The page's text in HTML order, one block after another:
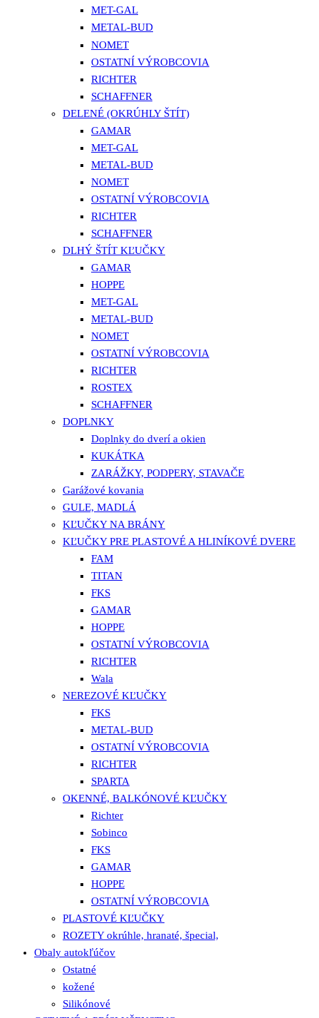
MET-GAL
METAL-BUD
NOMET
OSTATNÍ VÝROBCOVIA
RICHTER
SCHAFFNER
DELENÉ (OKRÚHLY ŠTÍT)
GAMAR
MET-GAL
METAL-BUD
NOMET
OSTATNÍ VÝROBCOVIA
RICHTER
SCHAFFNER
DLHÝ ŠTÍT KĽUČKY
GAMAR
HOPPE
MET-GAL
METAL-BUD
NOMET
OSTATNÍ VÝROBCOVIA
RICHTER
ROSTEX
SCHAFFNER
DOPLNKY
Doplnky do dverí a okien
KUKÁTKA
ZARÁŽKY, PODPERY, STAVAČE
Garážové kovania
GULE, MADLÁ
KĽUČKY NA BRÁNY
KĽUČKY PRE PLASTOVÉ A HLINÍKOVÉ DVERE
FAM
TITAN
FKS
GAMAR
HOPPE
OSTATNÍ VÝROBCOVIA
RICHTER
Wala
NEREZOVÉ KĽUČKY
FKS
METAL-BUD
OSTATNÍ VÝROBCOVIA
RICHTER
SPARTA
OKENNÉ, BALKÓNOVÉ KĽUČKY
Richter
Sobinco
FKS
GAMAR
HOPPE
OSTATNÍ VÝROBCOVIA
PLASTOVÉ KĽUČKY
ROZETY okrúhle, hranaté, špecial,
Obaly autokľúčov
Ostatné
kožené
Silikónové